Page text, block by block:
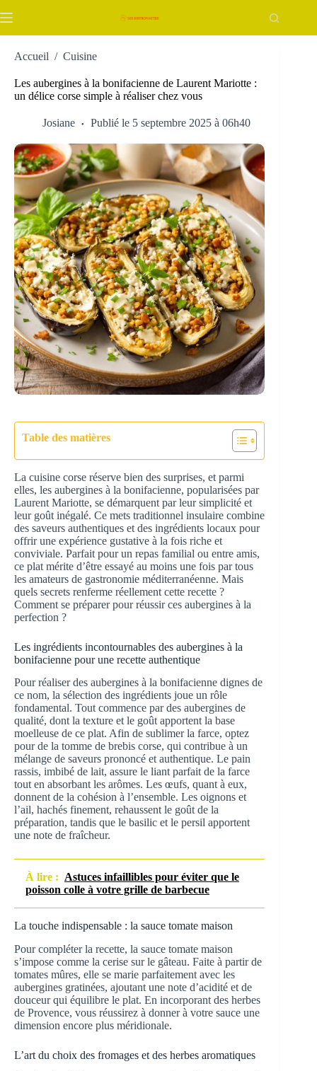
au
Accueil / Cuisine
Les aubergines à la bonifacienne de Laurent Mariotte :
un délice corse simple à réaliser chez vous
Josiane Publié le 5 septembre 2025 à 06h40
Table des matières
La cuisine corse réserve bien des surprises, et parmi
elles, les aubergines à la bonifacienne, popularisées par
Laurent Mariotte, se démarquent par leur simplicité et
leur goût inégalé. Ce mets traditionnel insulaire combine
des saveurs authentiques et des ingrédients locaux pour
offrir une expérience gustative à la fois riche et
conviviale. Parfait pour un repas familial ou entre amis,
ce plat mérite d’être essayé au moins une fois par tous
les amateurs de gastronomie méditerranéenne. Mais
quels secrets renferme réellement cette recette ?
Comment se préparer pour réussir ces aubergines à la
perfection ?
Les ingrédients incontournables des aubergines à la
bonifacienne pour une recette authentique
Pour réaliser des aubergines à la bonifacienne dignes de
ce nom, la sélection des ingrédients joue un rôle
fondamental. Tout commence par des aubergines de
qualité, dont la texture et le goût apportent la base
moelleuse de ce plat. Afin de sublimer la farce, optez
pour de la tomme de brebis corse, qui contribue à un
mélange de saveurs prononcé et authentique. Le pain
rassis, imbibé de lait, assure le liant parfait de la farce
tout en absorbant les arômes. Les œufs, quant à eux,
donnent de la cohésion à l’ensemble. Les oignons et
l’ail, hachés finement, rehaussent le goût de la
préparation, tandis que le basilic et le persil apportent
une note de fraîcheur.
À lire : Astuces infaillibles pour éviter que le
poisson colle à votre grille de barbecue
La touche indispensable : la sauce tomate maison
Pour compléter la recette, la sauce tomate maison
s’impose comme la cerise sur le gâteau. Faite à partir de
tomates mûres, elle se marie parfaitement avec les
aubergines gratinées, ajoutant une note d’acidité et de
douceur qui équilibre le plat. En incorporant des herbes
de Provence, vous réussirez à donner à votre sauce une
dimension encore plus méridionale.
L’art du choix des fromages et des herbes aromatiques